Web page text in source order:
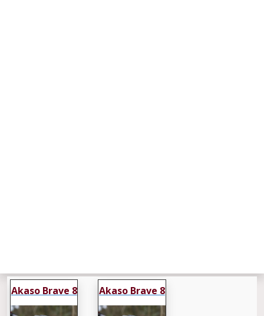
Akaso Brave 8 Akaso Brave 8